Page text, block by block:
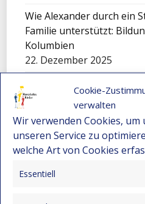
Cookie-
verwalten
Wir verwenden Cookies, um
unseren Service zu
welche Art von Cookies
Essentiell
Wie Alexander durch ein
Familie unterstützt:
Kolumbien
22. Dezember 2025
Nicole – Ein junges
bewirbt sich für ein
Darwin Bravo – Vom
Leidenschaft für